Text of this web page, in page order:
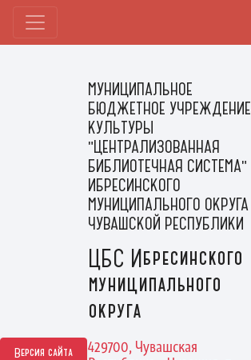
Версия сайта
МУНИЦИПАЛЬНОЕ
БЮДЖЕТНОЕ УЧРЕЖДЕНИЕ
КУЛЬТУРЫ
"ЦЕНТРАЛИЗОВАННАЯ
БИБЛИОТЕЧНАЯ СИСТЕМА"
ИБРЕСИНСКОГО
МУНИЦИПАЛЬНОГО ОКРУГА
ЧУВАШСКОЙ РЕСПУБЛИКИ
ЦБС Ибресинского
муниципального
округа
429700, Чувашская